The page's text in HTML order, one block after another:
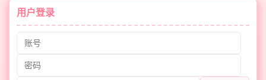
用户登录